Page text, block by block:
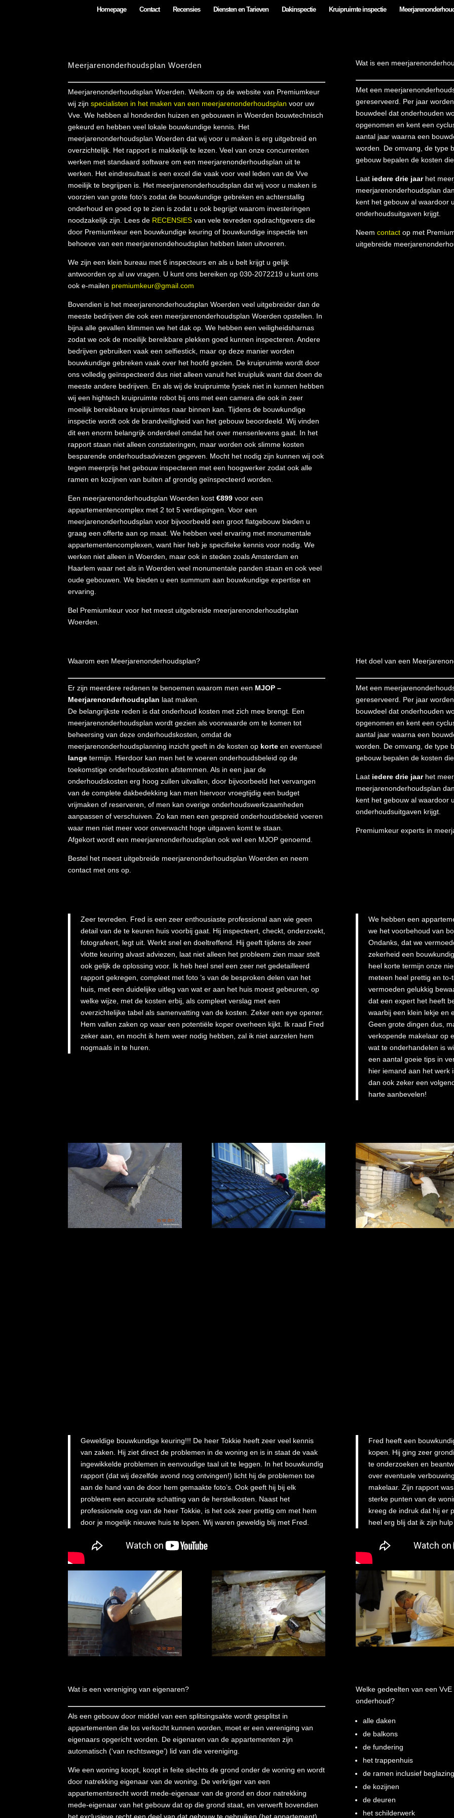
Homepage Contact Recensies Diensten en Tarieven Dakinspectie Kruipruimte inspectie
Meerjarenonderhoudsplan Woerden
Meerjarenonderhoudsplan Woerden. Welkom op de website van Premiumkeur
wij zijnspecialisten in het maken van een meerjarenonderhoudsplan voor uw
Vve. We hebben al honderden huizen en gebouwen in Woerden bouwtechnisch
gekeurd en hebben veel lokale bouwkundige kennis. Het
meerjarenonderhoudsplan Woerden dat wij voor u maken is erg uitgebreid en
overzichtelijk. Het rapport is makkelijk te lezen. Veel van onze concurrenten
werken met standaard software om een meerjarenonderhoudsplan uit te
werken. Het eindresultaat is een excel die vaak voor veel leden van de Vve
moeilijk te begrijpen is. Het meerjarenonderhoudsplan dat wij voor u maken is
voorzien van grote foto’s zodat de bouwkundige gebreken en achterstallig
onderhoud en goed op te zien is zodat u ook begrijpt waarom investeringen
noodzakelijk zijn. Lees de RECENSIES van vele tevreden opdrachtgevers die
door Premiumkeur een bouwkundige keuring of bouwkundige inspectie ten
behoeve van een meerjarenondehoudsplan hebben laten uitvoeren.
We zijn een klein bureau met 6 inspecteurs en als u belt krijgt u gelijk
antwoorden op al uw vragen. U kunt ons bereiken op 030-2072219 u kunt ons
ook e-mailen premiumkeur@gmail.com
Bovendien is het meerjarenonderhoudsplan Woerden veel uitgebreider dan de
meeste bedrijven die ook een meerjarenonderhoudsplan Woerden opstellen. In
bijna alle gevallen klimmen we het dak op. We hebben een veiligheidsharnas
zodat we ook de moeilijk bereikbare plekken goed kunnen inspecteren. Andere
bedrijven gebruiken vaak een selfiestick, maar op deze manier worden
bouwkundige gebreken vaak over het hoofd gezien. De kruipruimte wordt door
ons volledig geïnspecteerd dus niet alleen vanuit het kruipluik want dat doen de
meeste andere bedrijven. En als wij de kruipruimte fysiek niet in kunnen hebben
wij een hightech kruipruimte robot bij ons met een camera die ook in zeer
moeilijk bereikbare kruipruimtes naar binnen kan. Tijdens de bouwkundige
inspectie wordt ook de brandveiligheid van het gebouw beoordeeld. Wij vinden
dit een enorm belangrijk onderdeel omdat het over mensenlevens gaat. In het
rapport staan niet alleen constateringen, maar worden ook slimme kosten
besparende onderhoudsadviezen gegeven. Mocht het nodig zijn kunnen wij ook
tegen meerprijs het gebouw inspecteren met een hoogwerker zodat ook alle
ramen en kozijnen van buiten af grondig geïnspecteerd worden.
Een meerjarenonderhoudsplan Woerden kost€899 voor een
appartementencomplex met 2 tot 5 verdiepingen. Voor een
meerjarenonderhoudsplan voor bijvoorbeeld een groot flatgebouw bieden u
graag een offerte aan op maat. We hebben veel ervaring met monumentale
appartementencomplexen, want hier heb je specifieke kennis voor nodig. We
werken niet alleen in Woerden, maar ook in steden zoals Amsterdam en
Haarlem waar net als in Woerden veel monumentale panden staan en ook veel
oude gebouwen. We bieden u een summum aan bouwkundige expertise en
ervaring.
Bel Premiumkeur voor het meest uitgebreide meerjarenonderhoudsplan
Woerden.
Wat is een
Met een
gereserveerd. Per jaar
bouwdeel dat onderhouden
opgenomen en kent een
aantal jaar waarna een
worden. De omvang, de type
gebouw bepalen de kosten
Laat iedere drie jaarhet
meerjarenonderhoudsplan
kent het gebouw al waardoor
onderhoudsuitgaven krijgt.
Neem contactop met
uitgebreide
Waarom een Meerjarenonderhoudsplan?
Er zijn meerdere redenen te benoemen waarom men een MJOP –
Meerjarenonderhoudsplan laat maken.
De belangrijkste reden is dat onderhoud kosten met zich mee brengt. Een
meerjarenonderhoudsplan wordt gezien als voorwaarde om te komen tot
beheersing van deze onderhoudskosten, omdat de
meerjarenonderhoudsplanning inzicht geeft in de kosten op korte en eventueel
lange termijn. Hierdoor kan men het te voeren onderhoudsbeleid op de
toekomstige onderhoudskosten afstemmen. Als in een jaar de
onderhoudskosten erg hoog zullen uitvallen, door bijvoorbeeld het vervangen
van de complete dakbedekking kan men hiervoor vroegtijdig een budget
vrijmaken of reserveren, of men kan overige onderhoudswerkzaamheden
aanpassen of verschuiven. Zo kan men een gespreid onderhoudsbeleid voeren
waar men niet meer voor onverwacht hoge uitgaven komt te staan.
Afgekort wordt een meerjarenonderhoudsplan ook wel een MJOP genoemd.
Bestel het meest uitgebreide meerjarenonderhoudsplan Woerden en neem
contact met ons op.
Het doel van een
Met een
gereserveerd. Per jaar
bouwdeel dat onderhouden
opgenomen en kent een
aantal jaar waarna een
worden. De omvang, de type
gebouw bepalen de kosten
Laat iedere drie jaarhet
meerjarenonderhoudsplan
kent het gebouw al waardoor
onderhoudsuitgaven krijgt.
Premiumkeur experts in
Zeer tevreden. Fred is een zeer enthousiaste professional aan wie geen
detail van de te keuren huis voorbij gaat. Hij inspecteert, checkt, onderzoekt,
fotografeert, legt uit. Werkt snel en doeltreffend. Hij geeft tijdens de zeer
vlotte keuring alvast adviezen, laat niet alleen het probleem zien maar stelt
ook gelijk de oplossing voor. Ik heb heel snel een zeer net gedetailleerd
rapport gekregen, compleet met foto ’s van de besproken delen van het
huis, met een duidelijke uitleg van wat er aan het huis moest gebeuren, op
welke wijze, met de kosten erbij, als compleet verslag met een
overzichtelijke tabel als samenvatting van de kosten. Zeker een eye opener.
Hem vallen zaken op waar een potentiële koper overheen kijkt. Ik raad Fred
zeker aan, en mocht ik hem weer nodig hebben, zal ik niet aarzelen hem
nogmaals in te huren.
We hebben een
we het voorbehoud van
Ondanks, dat we
zekerheid een
heel korte termijn onze
meteen heel prettig en
vermoeden gelukkig
dat een expert het heeft
waarbij een klein lekje en
Geen grote dingen dus,
verkopende makelaar op
wat te onderhandelen is
een aantal goeie tips in
hier iemand aan het werk
dan ook zeker een
harte aanbevelen!
Geweldige bouwkundige keuring!!! De heer Tokkie heeft zeer veel kennis
van zaken. Hij ziet direct de problemen in de woning en is in staat de vaak
ingewikkelde problemen in eenvoudige taal uit te leggen. In het bouwkundig
rapport (dat wij dezelfde avond nog ontvingen!) licht hij de problemen toe
aan de hand van de door hem gemaakte foto’s. Ook geeft hij bij elk
probleem een accurate schatting van de herstelkosten. Naast het
professionele oog van de heer Tokkie, is het ook zeer prettig om met hem
door je mogelijk nieuwe huis te lopen. Wij waren geweldig blij met Fred.
Fred heeft een
kopen. Hij ging zeer
te onderzoeken en
over eventuele
makelaar. Zijn rapport
sterke punten van de
kreeg de indruk dat hij er
heel erg blij dat ik zijn
Wat is een vereniging van eigenaren?
Als een gebouw door middel van een splitsingsakte wordt gesplitst in
appartementen die los verkocht kunnen worden, moet er een vereniging van
eigenaars opgericht worden. De eigenaren van de appartementen zijn
automatisch (‘van rechtswege’) lid van die vereniging.
Wie een woning koopt, koopt in feite slechts de grond onder de woning en wordt
door natrekking eigenaar van de woning. De verkrijger van een
appartementsrecht wordt mede-eigenaar van de grond en door natrekking
mede-eigenaar van het gebouw dat op die grond staat, en verwerft bovendien
het exclusieve recht een deel van dat gebouw te gebruiken (het appartement).
Welke gedeelten van een
onderhoud?
alle daken
de balkons
de fundering
het trappenhuis
de ramen inclusief beglazing
de kozijnen
de deuren
het schilderwerk